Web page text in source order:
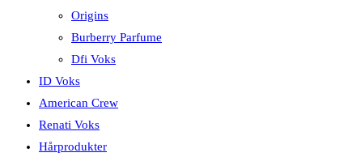
Origins
Burberry Parfume
Dfi Voks
ID Voks
American Crew
Renati Voks
Hårprodukter